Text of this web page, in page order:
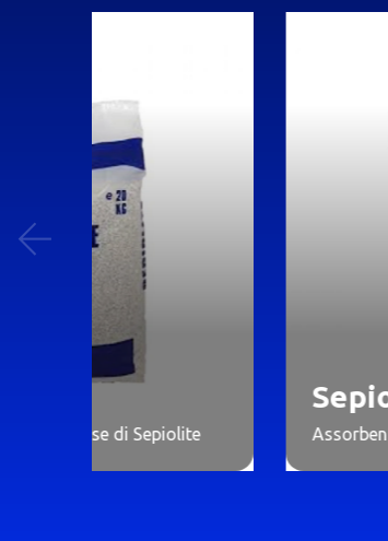
Sepiolite 15/
Assorbente industriale a